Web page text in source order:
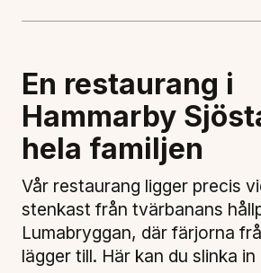
En restaurang i
Hammarby
hela familjen
Vår restaurang ligger precis
stenkast från tvärbanans
Lumabryggan, där färjorna
lägger till. Här kan du slinka